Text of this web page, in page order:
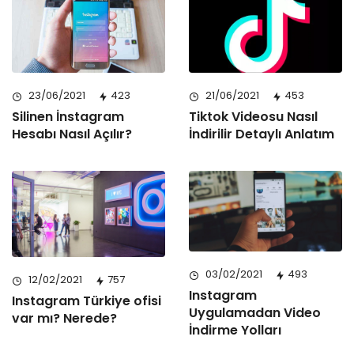
23/06/2021 423
Silinen İnstagram
Hesabı Nasıl Açılır?
21/06/2021 453
Tiktok Videosu Nasıl
İndirilir Detaylı Anlatım
12/02/2021 757
Instagram Türkiye ofisi
var mı? Nerede?
03/02/2021 493
Instagram
Uygulamadan Video
İndirme Yolları